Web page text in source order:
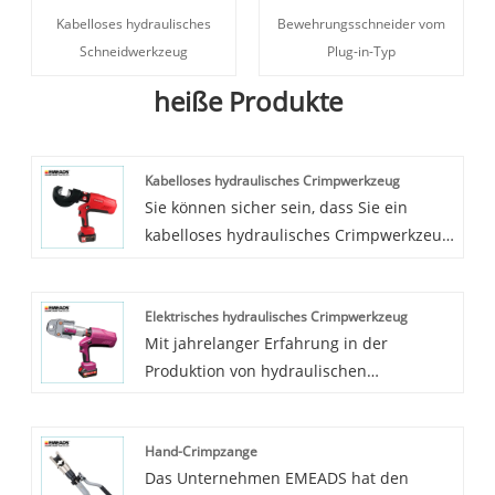
Kabelloses hydraulisches
Schneidwerkzeug
Bewehrungsschneider vom
Plug-in-Typ
heiße Produkte
Kabelloses hydraulisches Crimpwerkzeug
Sie können sicher sein, dass Sie ein
kabelloses hydraulisches Crimpwerkzeug
eine pünktliche Lieferung. EMEADS ist in
der Lage, das kabellose hydraulische
Crimpwerkzeug mit hoher Qualität und
entsprechen dem internationalen
Standard (ISO9001). Wir haben einen
Elektrisches hydraulisches Crimpwerkzeug
Mit jahrelanger Erfahrung in der
Produktion von hydraulischen
von hydraulischen Werkzeugen liefern.
Hochwertige Hydraulikwerkzeuge können
Hand-Crimpzange
Das Unternehmen EMEADS hat den